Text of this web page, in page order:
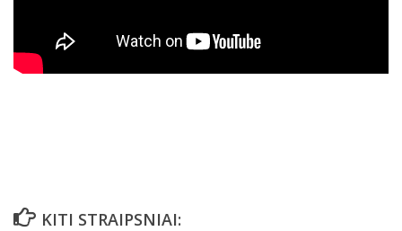
KITI STRAIPSNIAI: